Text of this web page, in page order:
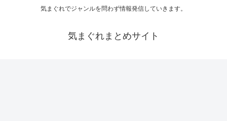
気まぐれでジャンルを問わず情報発信していきます。
気まぐれまとめサイト